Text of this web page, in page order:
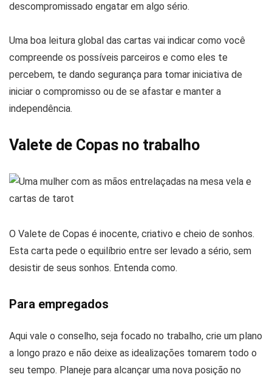
descompromissado engatar em algo sério.
Uma boa leitura global das cartas vai indicar como você
compreende os possíveis parceiros e como eles te
percebem, te dando segurança para tomar iniciativa de
iniciar o compromisso ou de se afastar e manter a
independência.
Valete de Copas no trabalho
O Valete de Copas é inocente, criativo e cheio de sonhos.
Esta carta pede o equilíbrio entre ser levado a sério, sem
desistir de seus sonhos. Entenda como.
Para empregados
Aqui vale o conselho, seja focado no trabalho, crie um plano
a longo prazo e não deixe as idealizações tomarem todo o
seu tempo. Planeje para alcançar uma nova posição no